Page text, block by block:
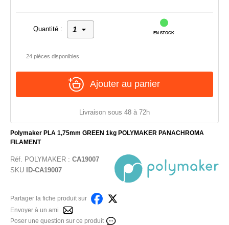
Polymaker PLA 1,75mm GREEN 1kg POLYMAKER PANACHROMA
FILAMENT
Réf. POLYMAKER: CA19007
SKU
ID-CA19007
Partager la fiche produit sur
Envoyer à un ami
Poser une question sur ce produit
Quantité :
EN STOCK
24 pièces disponibles
Ajouter au panier
Livraison sous 48 à 72h